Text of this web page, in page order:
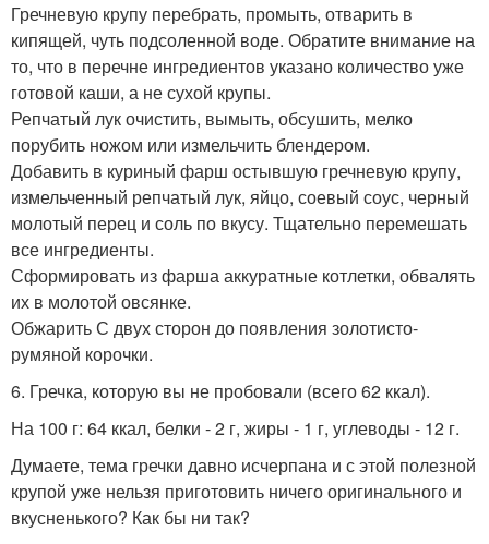
Гречневую крупу перебрать, промыть, отварить в
кипящей, чуть подсоленной воде. Обратите внимание на
то, что в перечне ингредиентов указано количество уже
готовой каши, а не сухой крупы.
Репчатый лук очистить, вымыть, обсушить, мелко
порубить ножом или измельчить блендером.
Добавить в куриный фарш остывшую гречневую крупу,
измельченный репчатый лук, яйцо, соевый соус, черный
молотый перец и соль по вкусу. Тщательно перемешать
все ингредиенты.
Сформировать из фарша аккуратные котлетки, обвалять
их в молотой овсянке.
Обжарить С двух сторон до появления золотисто-
румяной корочки.
6. Гречка, которую вы не пробовали (всего 62 ккал).
На 100 г: 64 ккал, белки - 2 г, жиры - 1 г, углеводы - 12 г.
Думаете, тема гречки давно исчерпана и с этой полезной
крупой уже нельзя приготовить ничего оригинального и
вкусненького? Как бы ни так?